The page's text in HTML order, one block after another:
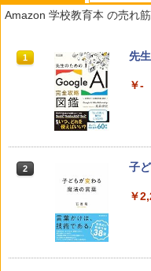
Amazon 学校教育本 の売れ
1 先
￥-
2 子
￥